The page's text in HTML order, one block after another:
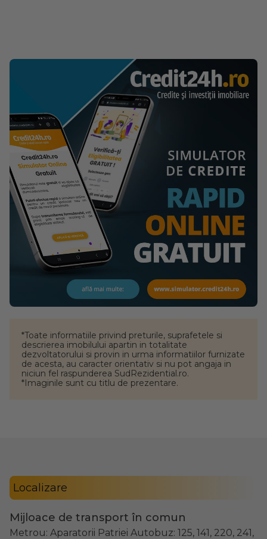
*Toate informatiile privind preturile, suprafetele si
descrierea imobilului apartin in totalitate
dezvoltatorului si provin in urma informatiilor furnizate
de acesta, au caracter orientativ si nu pot angaja in
niciun fel raspunderea SudRezidential.ro.
*Imaginile sunt cu titlu de prezentare.
Localizare
Mijloace de transport în comun
Metrou: Aparatorii Patriei Autobuz: 125, 141, 220, 241,